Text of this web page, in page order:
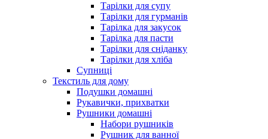
Тарілки для супу
Тарілки для гурманів
Тарілка для закусок
Тарілка для пасти
Тарілки для сніданку
Тарілки для хліба
Супниці
Текстиль для дому
Подушки домашні
Рукавички, прихватки
Рушники домашні
Набори рушників
Рушник для ванної